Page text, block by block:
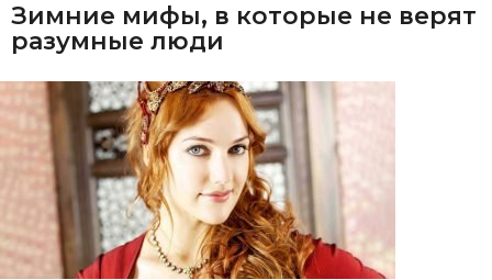
Зимние мифы, в которые не верят
разумные люди